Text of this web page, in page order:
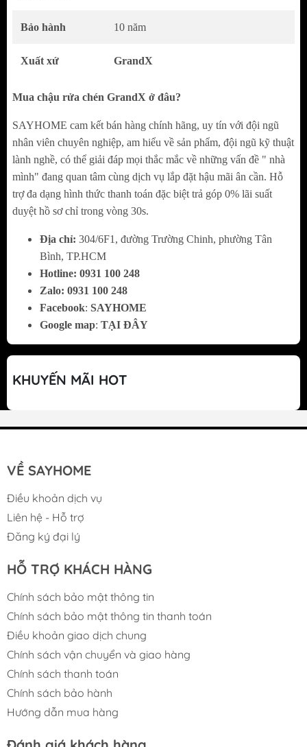
tiếp xúc nước thường xuyên
chậu 1.2 mm, mang lại cảm giác chắc chắn
thông thường
Công Nghệ Bề Mặt Nuno Tech – Luôn Giữ Vẻ
Đẹp Sạch Sẽ
Bề mặt hạn chế trầy xước trong quá trình sử
dụng
Giảm bám bẩn và dầu mỡ, dễ dàng vệ sinh
Giữ chậu luôn sáng đẹp, duy trì thẩm mỹ lâu
dài
Chống Ồn Và Chống Ngưng Tụ Hiệu Quả
Lớp phủ sơn tĩnh điện dưới đáy chậu giúp
giảm tiếng ồn khi xả nước
Hạn chế ngưng tụ nước, giữ khoang tủ bên
dưới luôn khô ráo
Bảo hành 10 năm
Xuất xứ GrandX
Mua chậu rửa chén GrandX ở đâu?
SAYHOME cam kết bán hàng chính hãng, uy tín với đội ngũ
nhân viên chuyên nghiệp, am hiểu về sản phẩm, đội ngũ kỹ thuật
lành nghề, có thể giải đáp mọi thắc mắc về những vấn đề " nhà
mình" đang quan tâm cùng dịch vụ lắp đặt hậu mãi ân cần. Hỗ
trợ đa dạng hình thức thanh toán đặc biệt trả góp 0% lãi suất
duyệt hồ sơ chỉ trong vòng 30s.
Địa chỉ: 304/6F1, đường Trường Chinh, phường Tân
Bình, TP.HCM
Hotline: 0931 100 248
Zalo: 0931 100 248
Facebook: SAYHOME
Google map: TẠI ĐÂY
KHUYẾN MÃI HOT
VỀ SAYHOME
Điều khoản dịch vụ
Liên hệ - Hỗ trợ
Đăng ký đại lý
HỖ TRỢ KHÁCH HÀNG
Chính sách bảo mật thông tin
Chính sách bảo mật thông tin thanh toán
Điều khoản giao dịch chung
Chính sách vận chuyển và giao hàng
Chính sách thanh toán
Chính sách bảo hành
Hướng dẫn mua hàng